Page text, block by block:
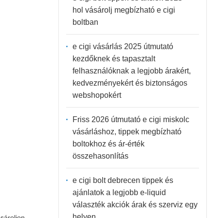
hol vásárolj megbízható e cigi
boltban
e cigi vásárlás 2025 útmutató
kezdőknek és tapasztalt
felhasználóknak a legjobb árakért,
kedvezményekért és biztonságos
webshopokért
Friss 2026 útmutató e cigi miskolc
vásárláshoz, tippek megbízható
boltokhoz és ár-érték
összehasonlítás
e cigi bolt debrecen tippek és
ajánlatok a legjobb e-liquid
választék akciók árak és szerviz egy